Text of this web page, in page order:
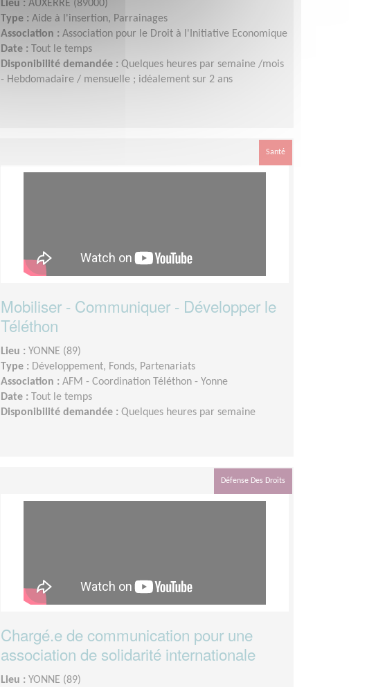
Lieu : AUXERRE (89000)
Type : Aide à l'insertion, Parrainages
Association : Association pour le Droit à l'Initiative Economique
Date :
Tout le temps
Disponibilité demandée : Quelques heures par semaine /mois
- Hebdomadaire / mensuelle ; idéalement sur 2 ans
Santé
Mobiliser - Communiquer - Développer le
Téléthon
Lieu : YONNE (89)
Type : Développement, Fonds, Partenariats
Association : AFM - Coordination Téléthon - Yonne
Date :
Tout le temps
Disponibilité demandée : Quelques heures par semaine
Défense Des Droits
Chargé.e de communication pour une
association de solidarité internationale
Lieu : YONNE (89)